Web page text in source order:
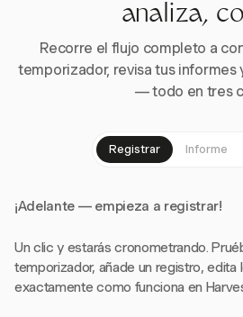
analiza,
Recorre el flujo completo a
temporizador, revisa tus informes
— todo en tres
Registrar Informe
¡Adelante — empieza a registrar!
Un clic y estarás cronometrando.
temporizador, añade un registro, edita
exactamente como funciona en